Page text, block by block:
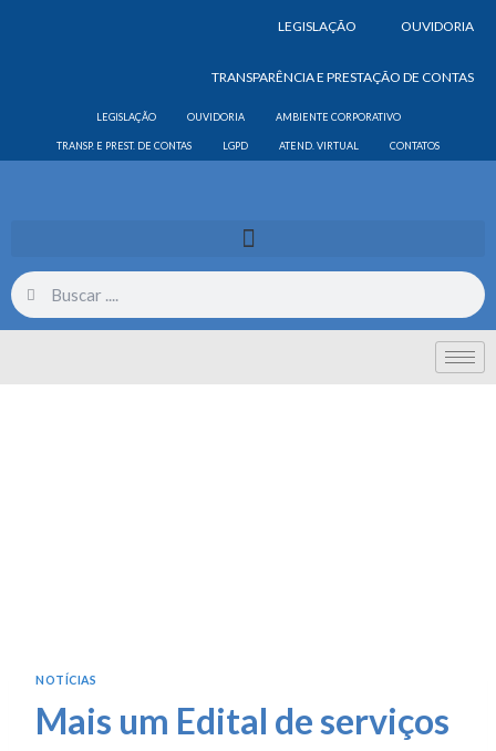
LEGISLAÇÃO OUVIDORIA
TRANSPARÊNCIA E PRESTAÇÃO DE CONTAS
LEGISLAÇÃO OUVIDORIA AMBIENTE CORPORATIVO
TRANSP. E PREST. DE CONTAS LGPD ATEND. VIRTUAL CONTATOS
NOTÍCIAS
Mais um Edital de serviços